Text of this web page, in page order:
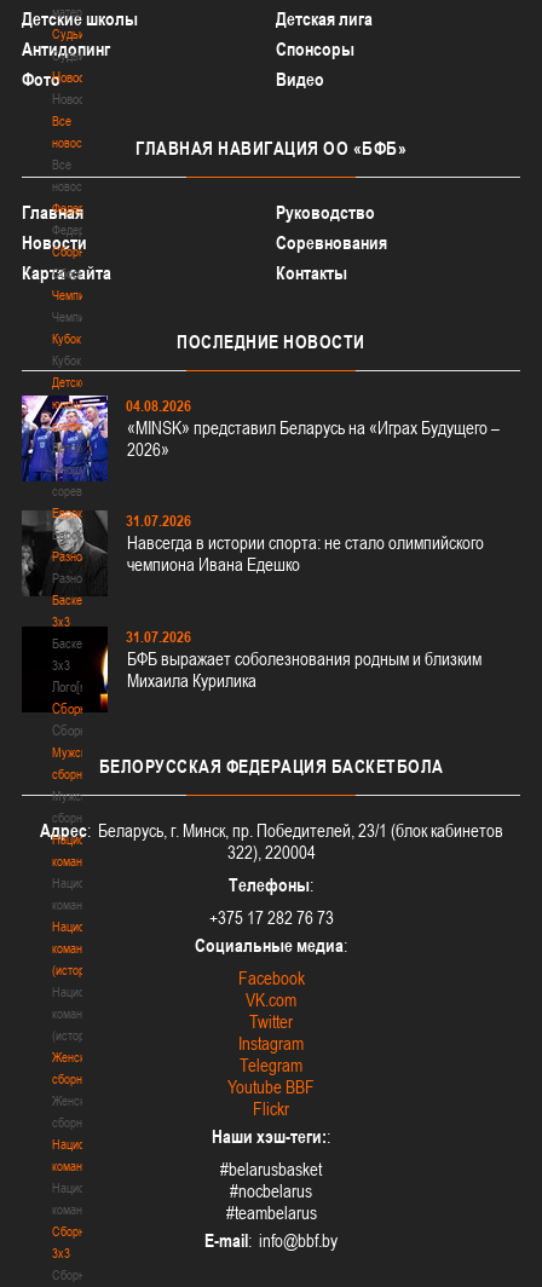
материалы
Судьи
Судьи
Новости
Новости
Все
новости
Все
новости
Федерация
Федерация
Сборные
Сборные
Чемпионат
Чемпионат
Кубок
Кубок
Детско-
юношеские
соревнования
Детско-
юношеские
соревнования
Еврокубки
Еврокубки
Разное
Разное
Баскетбол
3х3
Баскетбол
3х3
Лого[modid=121]
Сборные
Сборные
Мужские
сборные
Мужские
сборные
Национальная
команда
Национальная
команда
Национальная
команда
(история)
Национальная
команда
(история)
Женские
сборные
Женские
сборные
Национальная
команда
Национальная
команда
Сборные
3х3
Сборные
Детские школы
Детская лига
Антидопинг
Спонсоры
Фото
Видео
ГЛАВНАЯ НАВИГАЦИЯ ОО «БФБ»
Главная
Руководство
Новости
Соревнования
Карта сайта
Контакты
ПОСЛЕДНИЕ НОВОСТИ
04.08.2026
«MINSK» представил Беларусь на «Играх Будущего –
2026»
31.07.2026
Навсегда в истории спорта: не стало олимпийского
чемпиона Ивана Едешко
31.07.2026
БФБ выражает соболезнования родным и близким
Михаила Курилика
БЕЛОРУССКАЯ ФЕДЕРАЦИЯ БАСКЕТБОЛА
Адрес: Беларусь, г. Минск, пр. Победителей, 23/1 (блок кабинетов
322), 220004
Телефоны:
+375 17 282 76 73
Социальные медиа:
Facebook
VK.com
Twitter
Instagram
Telegram
Youtube BBF
Flickr
Наши хэш-теги::
#belarusbasket
#nocbelarus
#teambelarus
E-mail: